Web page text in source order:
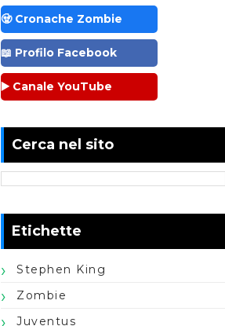
🧟 Cronache Zombie
📖 Profilo Facebook
▶️ Canale YouTube
Cerca nel sito
Etichette
Stephen King
Zombie
Juventus